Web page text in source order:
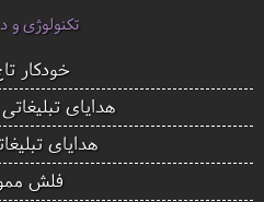
تکنولوژی و
خودکار
هدایای
هدایای
فلش